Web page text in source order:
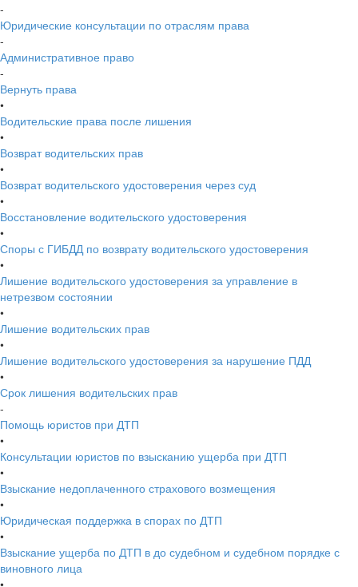
-
Юридические консультации по отраслям права
-
Административное право
-
Вернуть права
•
Водительские права после лишения
•
Возврат водительских прав
•
Возврат водительского удостоверения через суд
•
Восстановление водительского удостоверения
•
Споры с ГИБДД по возврату водительского удостоверения
•
Лишение водительского удостоверения за управление в
нетрезвом состоянии
•
Лишение водительских прав
•
Лишение водительского удостоверения за нарушение ПДД
•
Срок лишения водительских прав
-
Помощь юристов при ДТП
•
Консультации юристов по взысканию ущерба при ДТП
•
Взыскание недоплаченного страхового возмещения
•
Юридическая поддержка в спорах по ДТП
•
Взыскание ущерба по ДТП в до судебном и судебном порядке с
виновного лица